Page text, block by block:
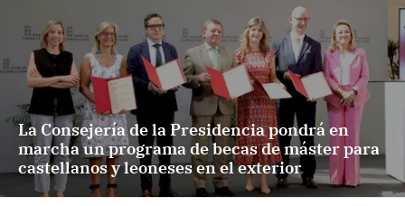
La Consejería de la Presidencia pondrá en
marcha un programa de becas de máster para
castellanos y leoneses en el exterior